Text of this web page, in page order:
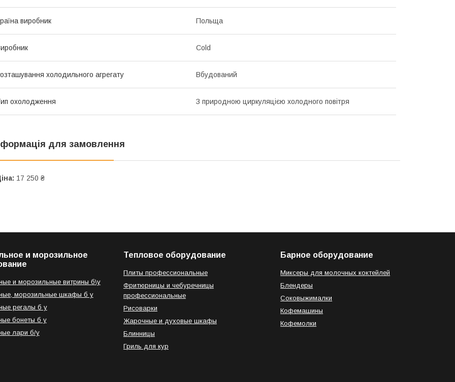
виробник Польща
Cold
холодильного агрегату Вбудований
охолодження З природною циркуляцією холодного повітря
для замовлення
17 250 ₴
и морозильное
и морозильные витрины б\у
морозильные шкафы б у
регалы б у
бонеты б у
лари б/у
Тепловое оборудование
Плиты профессиональные
Фритюрницы и чебуречницы
профессиональные
Рисоварки
Жарочные и духовые шкафы
Блинницы
Гриль для кур
Барное оборудование
Миксеры для молочных коктейлей
Блендеры
Соковыжималки
Кофемашины
Кофемолки